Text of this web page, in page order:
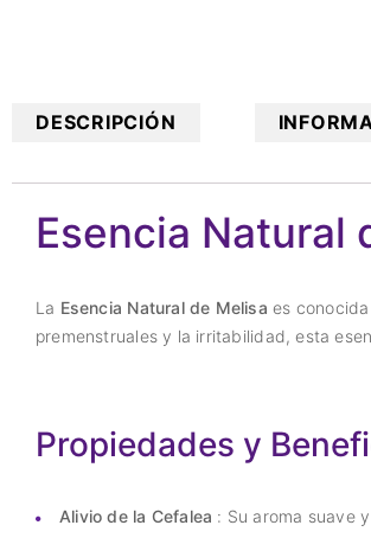
DESCRIPCIÓN
Esencia Natural
La Esencia Natural de Melisa es
premenstruales y la irritabilidad, esta
Propiedades y
Alivio de la Cefalea : Su aroma suave